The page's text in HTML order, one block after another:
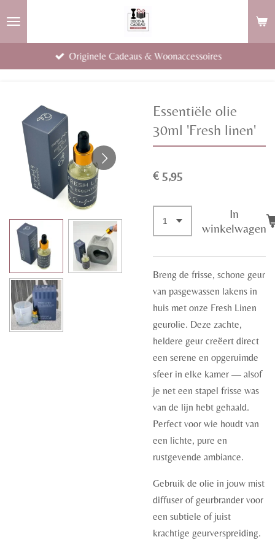
Originele Cadeaus & Woonaccessoires
Essentiële olie
30ml 'Fresh linen'
€ 5,95
In
winkelwagen
Breng de frisse, schone geur
van pasgewassen lakens in
huis met onze Fresh Linen
geurolie. Deze zachte,
heldere geur creëert direct
een serene en opgeruimde
sfeer in elke kamer — alsof
je net een stapel frisse was
van de lijn hebt gehaald.
Perfect voor wie houdt van
een lichte, pure en
rustgevende ambiance.
Gebruik de olie in jouw mist
diffuser of geurbrander voor
een subtiele of juist
krachtige geurverspreiding.